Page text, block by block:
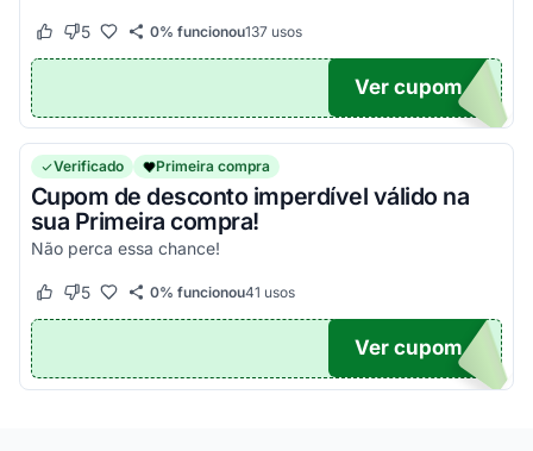
Este cupom funcionou
Este cupom não funcionou
5 0% funcionou137usos
I10
Ver cupom
Verificado Primeira compra
Cupom de desconto imperdível válido na
sua Primeira compra!
Não perca essa chance!
Este cupom funcionou
Este cupom não funcionou
5 0% funcionou41 usos
MPRA
Ver cupom